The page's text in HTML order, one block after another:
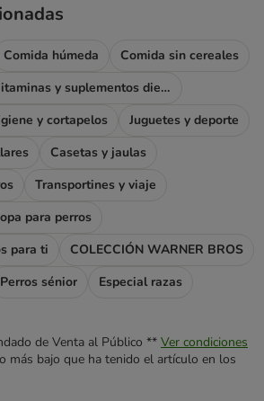
Comida húmeda
Comida sin cereales
Vitaminas y suplementos dietéticos
y cortapelos
Juguetes y deporte
Casetas y jaulas
Transportines y viaje
para perros
para ti
COLECCIÓN WARNER BROS
Perros sénior Especial razas
de Venta al Público ** Ver condiciones
más bajo que ha tenido el artículo en los